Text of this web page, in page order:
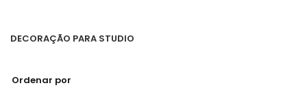
DECORAÇÃO PARA STUDIO
Ordenar por